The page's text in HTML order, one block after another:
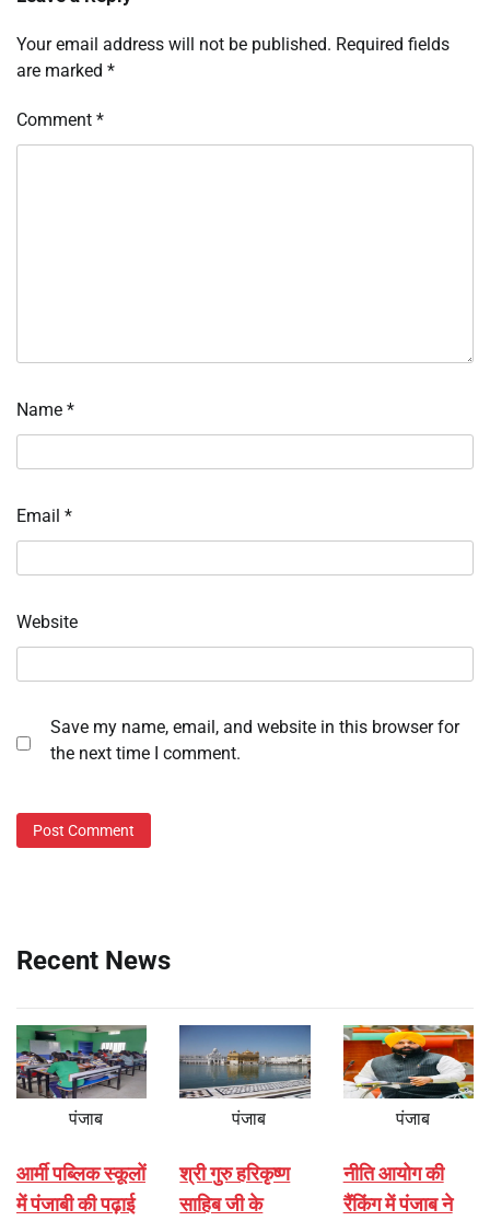
Your email address will not be published. Required fields
are marked *
Comment *
Name *
Email *
Website
Save my name, email, and website in this browser for
the next time I comment.
Recent News
पंजाब
आर्मी पब्लिक स्कूलों
में पंजाबी की पढ़ाई
पंजाब
श्री गुरु हरिकृष्ण
साहिब जी के
पंजाब
नीति आयोग की
रैंकिंग में पंजाब ने